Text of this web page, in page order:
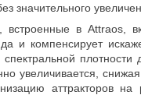
значительного
в Attraos,
и компенсирует
увеличивается,
аттракторов